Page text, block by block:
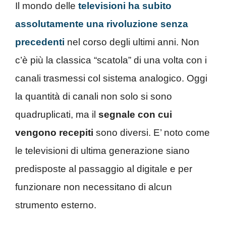
Il mondo delle televisioni ha subito
assolutamente una rivoluzione senza
precedenti nel corso degli ultimi anni. Non
c’è più la classica “scatola” di una volta con i
canali trasmessi col sistema analogico. Oggi
la quantità di canali non solo si sono
quadruplicati, ma il segnale con cui
vengono recepiti sono diversi. E’ noto come
le televisioni di ultima generazione siano
predisposte al passaggio al digitale e per
funzionare non necessitano di alcun
strumento esterno.